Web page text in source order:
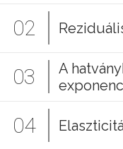
02
03
A
04